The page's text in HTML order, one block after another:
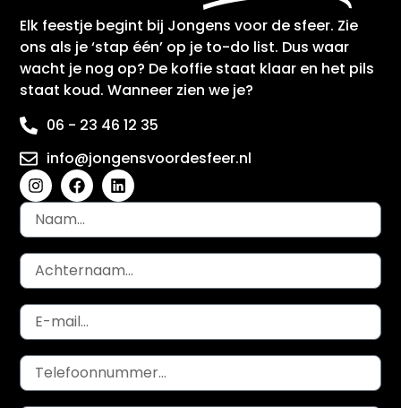
Elk feestje begint bij Jongens voor de sfeer. Zie
ons als je ‘stap één’ op je to-do list. Dus waar
wacht je nog op? De koffie staat klaar en het pils
staat koud. Wanneer zien we je?
06 - 23 46 12 35
info@jongensvoordesfeer.nl